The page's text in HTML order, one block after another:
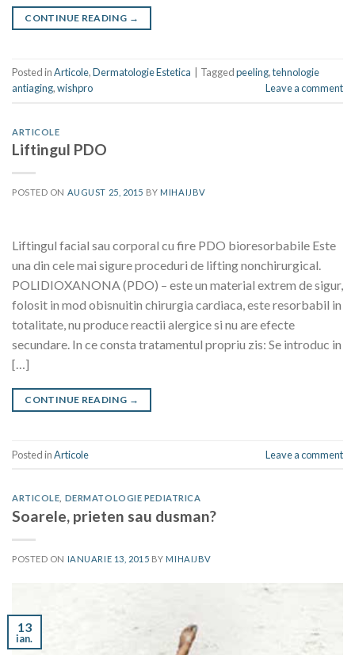
CONTINUE READING →
Posted inArticole,Dermatologie Estetica Taggedpeeling,tehnologie
antiaging,wishpro Leave a comment
ARTICOLE
Liftingul PDO
POSTED ON AUGUST 25, 2015 BYMIHAIJBV
Liftingul facial sau corporal cu fire PDO bioresorbabile Este
una din cele mai sigure proceduri de lifting nonchirurgical.
POLIDIOXANONA (PDO) – este un material extrem de sigur,
folosit in mod obisnuitin chirurgia cardiaca, este resorbabil in
totalitate, nu produce reactii alergice si nu are efecte
secundare. In ce consta tratamentul propriu zis: Se introduc in
[…]
CONTINUE READING →
Posted inArticole Leave a comment
ARTICOLE DERMATOLOGIE PEDIATRICA
Soarele, prieten sau dusman?
POSTED ON IANUARIE 13, 2015 BYMIHAIJBV
13
ian.